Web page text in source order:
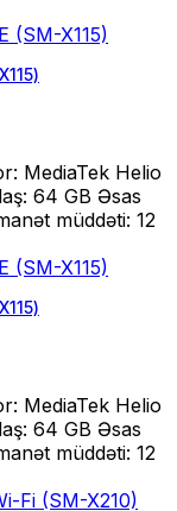
MediaTek Helio
64 GB Əsas
müddəti: 12
MediaTek Helio
64 GB Əsas
müddəti: 12